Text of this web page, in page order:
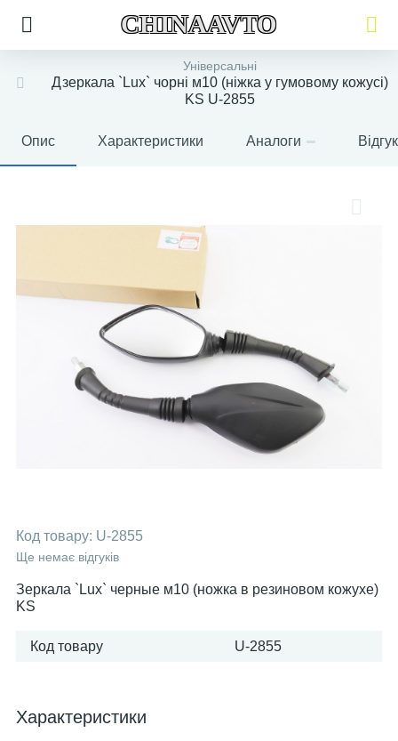
CHINAAVTO
Універсальні
Дзеркала `Lux` чорні м10 (ніжка у гумовому кожусі)
KS U-2855
Опис Характеристики Аналоги
Код товару: U-2855
Ще немає відгуків
Зеркала `Lux` черные м10 (ножка в резиновом кожухе)
KS
Код товару U-2855
Характеристики